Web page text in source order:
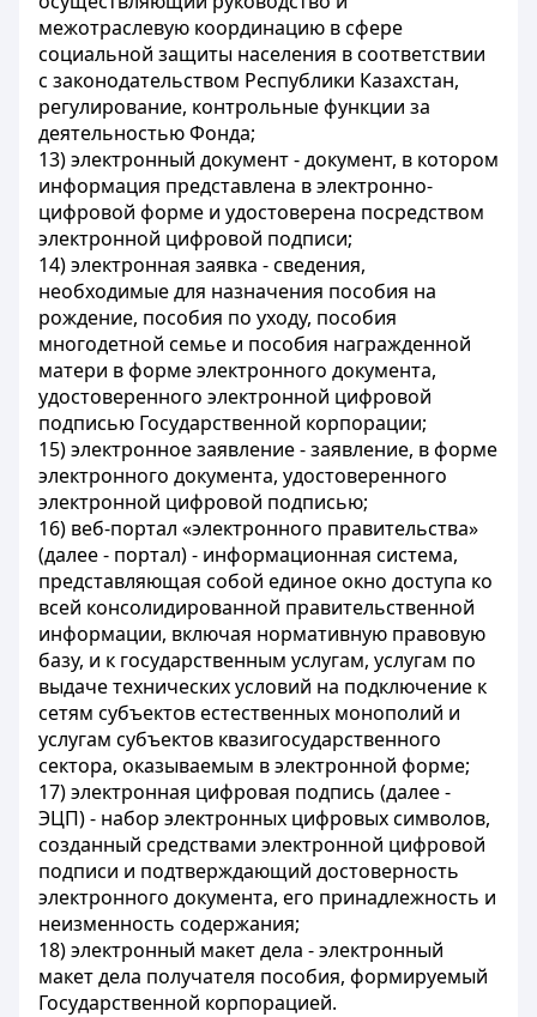
межотраслевую координацию в сфере
социальной защиты населения в соответствии
с законодательством Республики Казахстан,
регулирование, контрольные функции за
деятельностью Фонда;
13) электронный документ - документ, в котором
информация представлена в электронно-
цифровой форме и удостоверена посредством
электронной цифровой подписи;
14) электронная заявка - сведения,
необходимые для назначения пособия на
рождение, пособия по уходу, пособия
многодетной семье и пособия награжденной
матери в форме электронного документа,
удостоверенного электронной цифровой
подписью Государственной корпорации;
15) электронное заявление - заявление, в форме
электронного документа, удостоверенного
электронной цифровой подписью;
16) веб-портал «электронного правительства»
(далее - портал) - информационная система,
представляющая собой единое окно доступа ко
всей консолидированной правительственной
информации, включая нормативную правовую
базу, и к государственным услугам, услугам по
выдаче технических условий на подключение к
сетям субъектов естественных монополий и
услугам субъектов квазигосударственного
сектора, оказываемым в электронной форме;
17) электронная цифровая подпись (далее -
ЭЦП) - набор электронных цифровых символов,
созданный средствами электронной цифровой
подписи и подтверждающий достоверность
электронного документа, его принадлежность и
неизменность содержания;
18) электронный макет дела - электронный
макет дела получателя пособия, формируемый
Государственной корпорацией.